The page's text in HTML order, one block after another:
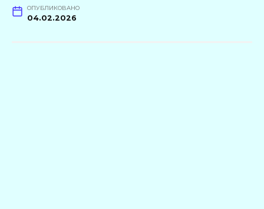
ОПУБЛИКОВАНО
04.02.2026